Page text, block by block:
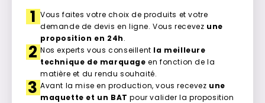
1 Vous faites votre choix de produits et votre
demande de devis en ligne. Vous recevez une
proposition en 24h.
2 Nos experts vous conseillent la meilleure
technique de marquage en fonction de la
matière et du rendu souhaité.
3 Avant la mise en production, vous recevez une
maquette et un BAT pour valider la proposition